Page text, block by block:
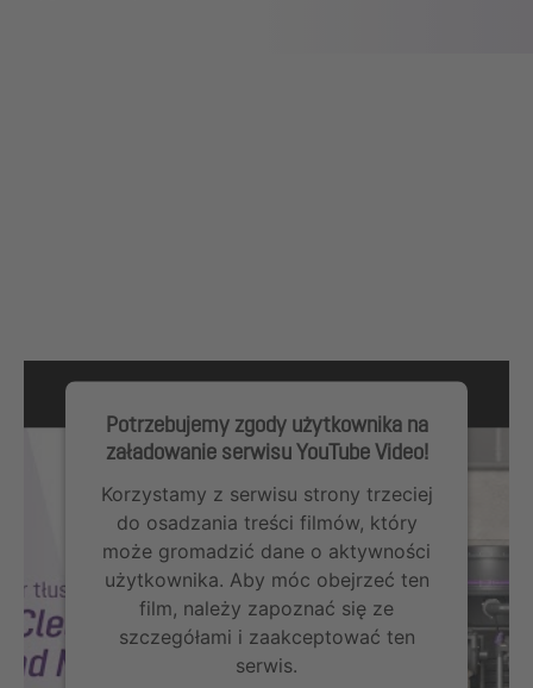
Potrzebujemy zgody użytkownika na
załadowanie serwisu YouTube Video!
Korzystamy z serwisu strony trzeciej
do osadzania treści filmów, który
może gromadzić dane o aktywności
użytkownika. Aby móc obejrzeć ten
film, należy zapoznać się ze
szczegółami i zaakceptować ten
serwis.